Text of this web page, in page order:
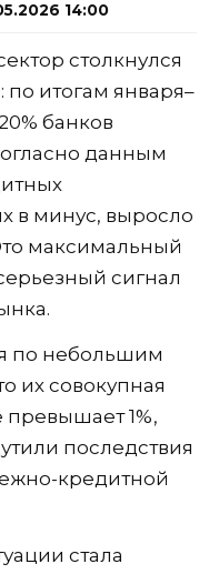
14:00
столкнулся
итогам января–
банков
данным
в минус, выросло
максимальный
сигнал
по небольшим
их совокупная
превышает 1%,
последствия
кредитной
стала